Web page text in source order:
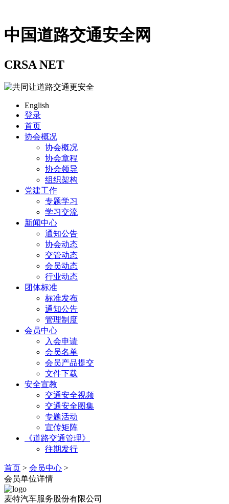
中国道路交通安全网
CRSA NET
English
登录
首页
协会概况
协会概况
协会章程
协会领导
组织架构
党建工作
专题学习
学习交流
新闻中心
通知公告
协会动态
交管动态
会员动态
行业动态
团体标准
标准发布
通知公告
管理制度
会员中心
入会申请
会员名单
会员产品提交
文件下载
安全宣教
交通安全视频
交通安全图集
专题活动
宣传矩阵
《道路交通管理》
往期发行
首页 > 会员中心 >
会员单位详情
麦特汽车服务股份有限公司